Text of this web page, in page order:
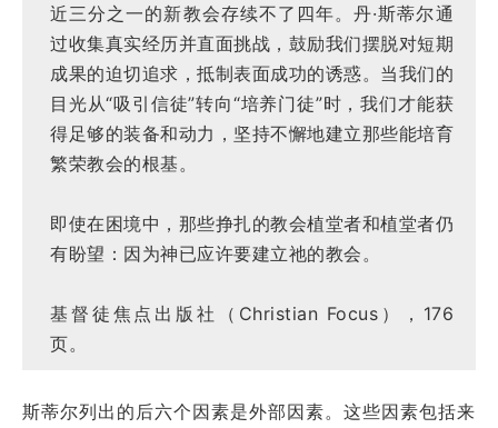
近三分之一的新教会存续不了四年。丹·斯蒂尔通
过收集真实经历并直面挑战，鼓励我们摆脱对短期
成果的迫切追求，抵制表面成功的诱惑。当我们的
目光从“吸引信徒”转向“培养门徒”时，我们才能获
得足够的装备和动力，坚持不懈地建立那些能培育
繁荣教会的根基。
即使在困境中，那些挣扎的教会植堂者和植堂者仍
有盼望：因为神已应许要建立祂的教会。
基督徒焦点出版社（Christian Focus），176
页。
斯蒂尔列出的后六个因素是外部因素。这些因素包括来